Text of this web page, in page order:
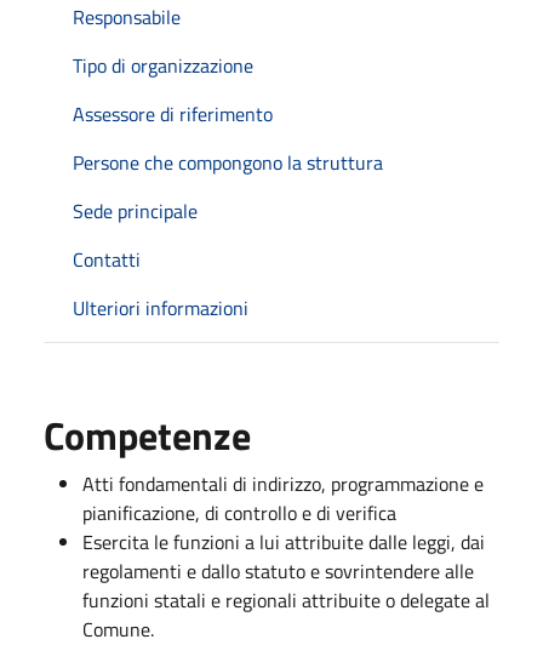
Responsabile
Tipo di organizzazione
Assessore di riferimento
Persone che compongono la struttura
Sede principale
Contatti
Ulteriori informazioni
Competenze
Atti fondamentali di indirizzo, programmazione e
pianificazione, di controllo e di verifica
Esercita le funzioni a lui attribuite dalle leggi, dai
regolamenti e dallo statuto e sovrintendere alle
funzioni statali e regionali attribuite o delegate al
Comune.